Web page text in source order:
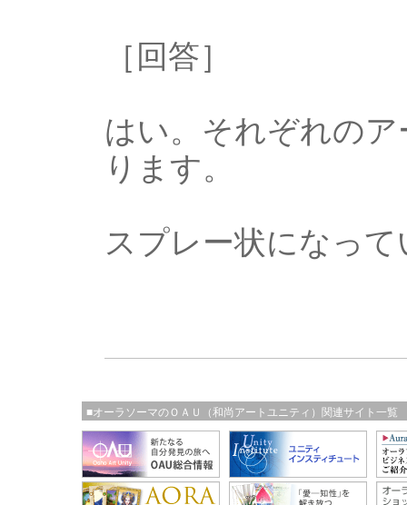
［回答］
はい。それぞれの
ります。
スプレー状になっ
■オーラソーマのＯＡＵ（和尚アートユニティ）関連サイト一覧